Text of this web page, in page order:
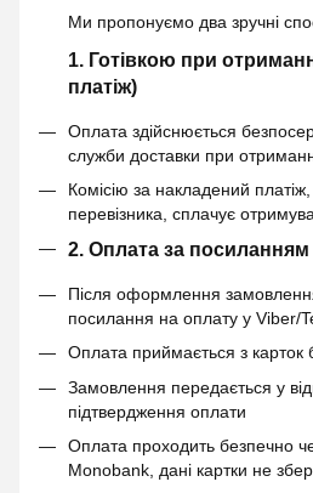
Ми пропонуємо два зручні
1. Готівкою при
платіж)
Оплата здійснюється
служби доставки при
Комісію за накладений
перевізника, сплачує
2. Оплата за
Після оформлення
посилання на оплату у Viber/
Оплата приймається з карток
Замовлення передається у
підтвердження оплати
Оплата проходить безпечно
Monobank, дані картки не